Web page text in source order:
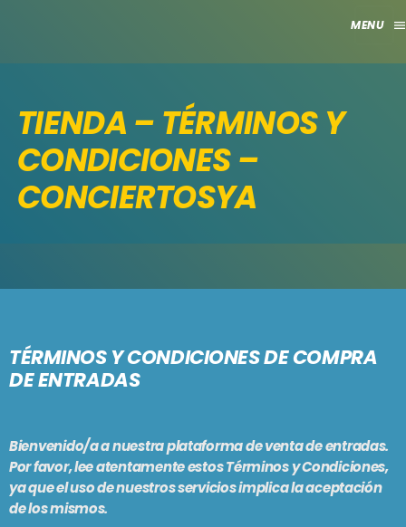
HOME
CLUB
APORTES
GRILLA
MADRID
BARCELONA
MALLORCA
LO NUEVO
TIENDA
TIENDA – TÉRMINOS Y
CONDICIONES –
CONCIERTOSYA
TÉRMINOS Y CONDICIONES DE COMPRA
DE ENTRADAS
Bienvenido/a a nuestra plataforma de venta de entradas.
Por favor, lee atentamente estos Términos y Condiciones,
ya que el uso de nuestros servicios implica la aceptación
de los mismos.